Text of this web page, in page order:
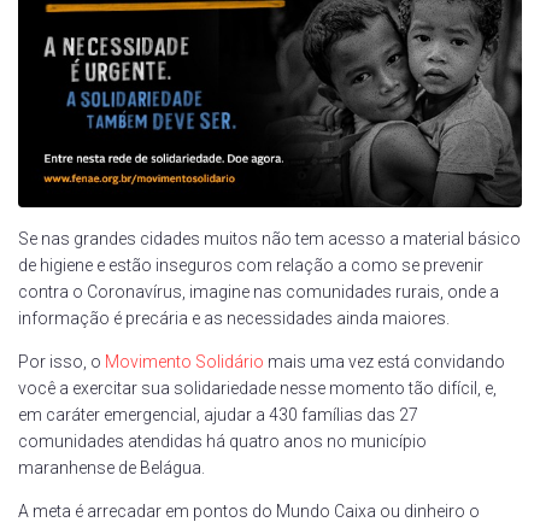
Se nas grandes cidades muitos não tem acesso a material básico
de higiene e estão inseguros com relação a como se prevenir
contra o Coronavírus, imagine nas comunidades rurais, onde a
informação é precária e as necessidades ainda maiores.
Por isso, o Movimento Solidário mais uma vez está convidando
você a exercitar sua solidariedade nesse momento tão difícil, e,
em caráter emergencial, ajudar a 430 famílias das 27
comunidades atendidas há quatro anos no município
maranhense de Belágua.
A meta é arrecadar em pontos do Mundo Caixa ou dinheiro o